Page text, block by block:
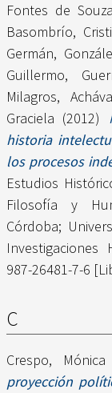
Fontes de
Basombrío,
Germán,
Guillermo,
Milagros,
Graciela (2012)
historia
los procesos
Estudios
Filosofía y
Córdoba;
Investigaciones
987-26481-7-6
C
Crespo,
proyección